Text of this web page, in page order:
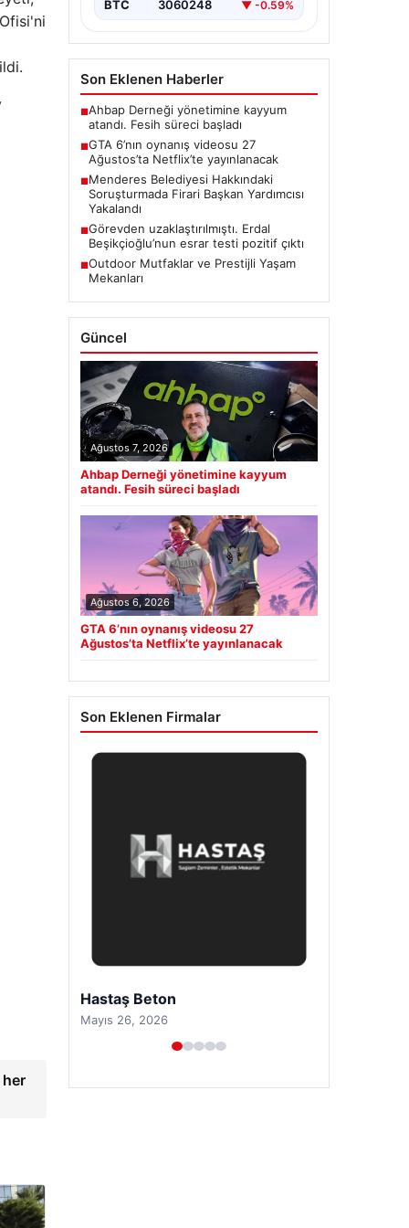
her
BTC 3060248 ▼ -0.59%
Son Eklenen Haberler
■Ahbap Derneği yönetimine kayyum
atandı. Fesih süreci başladı
■GTA 6’nın oynanış videosu 27
Ağustos’ta Netflix’te yayınlanacak
■Menderes Belediyesi Hakkındaki
Soruşturmada Firari Başkan Yardımcısı
Yakalandı
■Görevden uzaklaştırılmıştı. Erdal
Beşikçioğlu’nun esrar testi pozitif çıktı
■Outdoor Mutfaklar ve Prestijli Yaşam
Mekanları
Güncel
Ağustos 7, 2026
Ahbap Derneği yönetimine kayyum
atandı. Fesih süreci başladı
Ağustos 6, 2026
GTA 6’nın oynanış videosu 27
Ağustos’ta Netflix’te yayınlanacak
Son Eklenen Firmalar
Enes Kaplan Avukatlık Bürosu
Nisan 28, 2026